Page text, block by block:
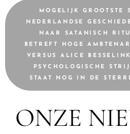
MOGELIJK GROOTSTE
NEDERLANDSE
NAAR SATANISCH
BETREFT HOGE
VERSUS ALICE
PSYCHOLOGISCHE
STAAT NOG IN DE
ONZE